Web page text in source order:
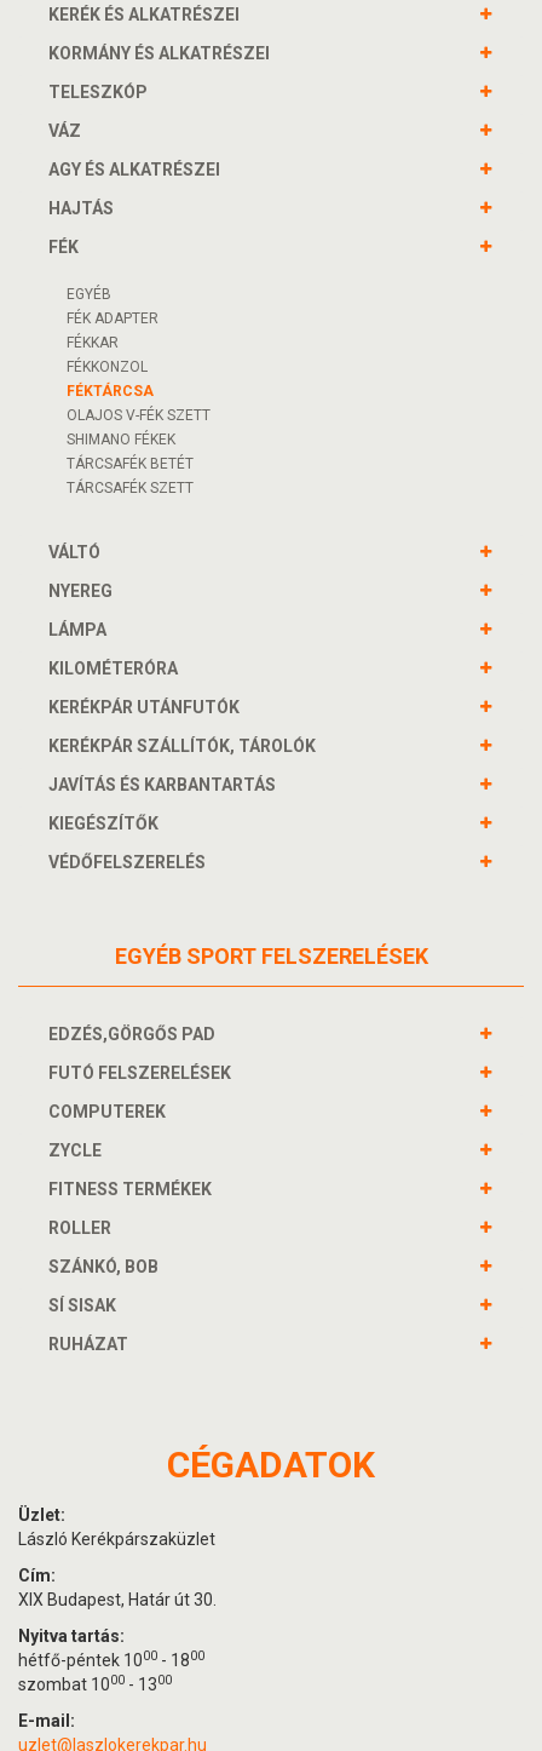
KERÉK ÉS ALKATRÉSZEI
KORMÁNY ÉS ALKATRÉSZEI
TELESZKÓP
VÁZ
AGY ÉS ALKATRÉSZEI
HAJTÁS
FÉK
EGYÉB
FÉK ADAPTER
FÉKKAR
FÉKKONZOL
FÉKTÁRCSA
OLAJOS V-FÉK SZETT
SHIMANO FÉKEK
TÁRCSAFÉK BETÉT
TÁRCSAFÉK SZETT
VÁLTÓ
NYEREG
LÁMPA
KILOMÉTERÓRA
KERÉKPÁR UTÁNFUTÓK
KERÉKPÁR SZÁLLÍTÓK, TÁROLÓK
JAVÍTÁS ÉS KARBANTARTÁS
KIEGÉSZÍTŐK
VÉDŐFELSZERELÉS
EGYÉB SPORT FELSZERELÉSEK
EDZÉS,GÖRGŐS PAD
FUTÓ FELSZERELÉSEK
COMPUTEREK
ZYCLE
FITNESS TERMÉKEK
ROLLER
SZÁNKÓ, BOB
SÍ SISAK
RUHÁZAT
CÉGADATOK
Üzlet:
László Kerékpárszaküzlet
Cím:
XIX Budapest, Határ út 30.
Nyitva tartás:
hétfő-péntek 1000 - 1800
szombat 1000 - 1300
E-mail:
uzlet@laszlokerekpar.hu